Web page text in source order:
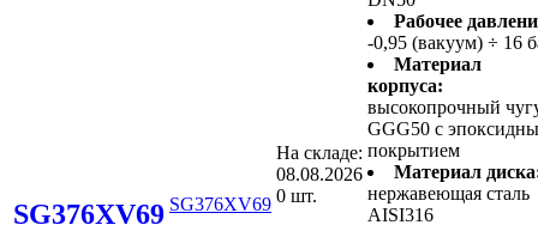
SG376XV69 SG376XV69
На складе:
08.08.2026
0 шт.
Рабочее
-0,95 (вакуум) ÷ 16
Материал
корпуса:
высокопрочный
GGG50 с
покрытием
Материал
нержавеющая сталь
AISI316